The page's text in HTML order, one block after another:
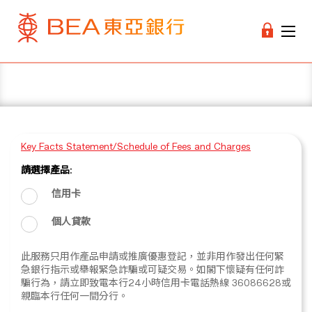
Key Facts Statement/Schedule of Fees and Charges
請選擇產品:
信用卡
個人貸款
此服務只用作產品申請或推廣優惠登記，並非用作發出任何緊
急銀行指示或舉報緊急詐騙或可疑交易。如閣下懷疑有任何詐
騙行為，請立即致電本行24小時信用卡電話熱線 36086628或
親臨本行任何一間分行。